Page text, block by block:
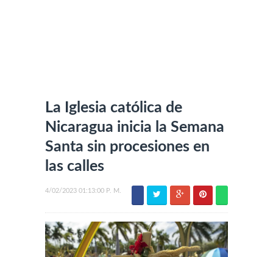
La Iglesia católica de
Nicaragua inicia la Semana
Santa sin procesiones en
las calles
4/02/2023 01:13:00 P. M.